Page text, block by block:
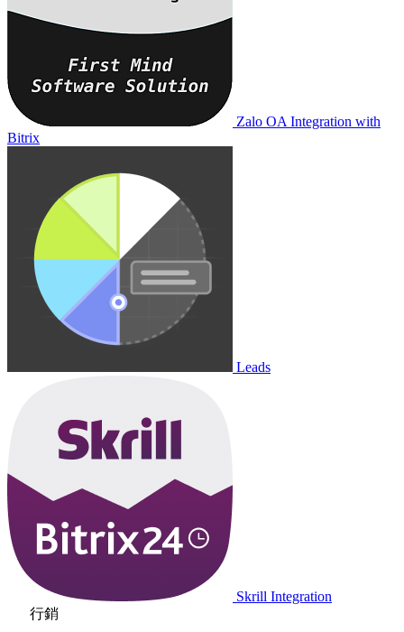
Zalo OA Integration with
Bitrix
Leads
Skrill Integration
行銷